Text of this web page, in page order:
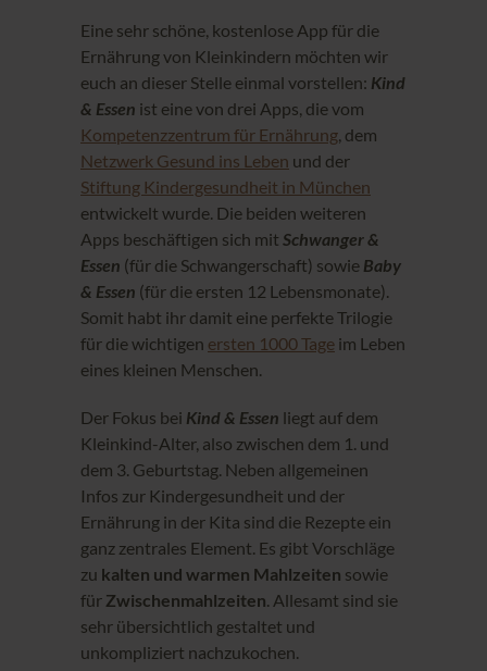
Eine sehr schöne, kostenlose App für die
Ernährung von Kleinkindern möchten wir
euch an dieser Stelle einmal vorstellen: Kind
& Essen ist eine von drei Apps, die vom
Kompetenzzentrum für Ernährung , dem
Netzwerk Gesund ins Leben und der
Stiftung Kindergesundheit in München
entwickelt wurde. Die beiden weiteren
Apps beschäftigen sich mit Schwanger &
Essen (für die Schwangerschaft) sowie Baby
& Essen (für die ersten 12 Lebensmonate).
Somit habt ihr damit eine perfekte Trilogie
für die wichtigen ersten 1000 Tage im Leben
eines kleinen Menschen.
Der Fokus bei Kind & Essen liegt auf dem
Kleinkind-Alter, also zwischen dem 1. und
dem 3. Geburtstag. Neben allgemeinen
Infos zur Kindergesundheit und der
Ernährung in der Kita sind die Rezepte ein
ganz zentrales Element. Es gibt Vorschläge
zu kalten und warmen Mahlzeiten sowie
für Zwischenmahlzeiten . Allesamt sind sie
sehr übersichtlich gestaltet und
unkompliziert nachzukochen.